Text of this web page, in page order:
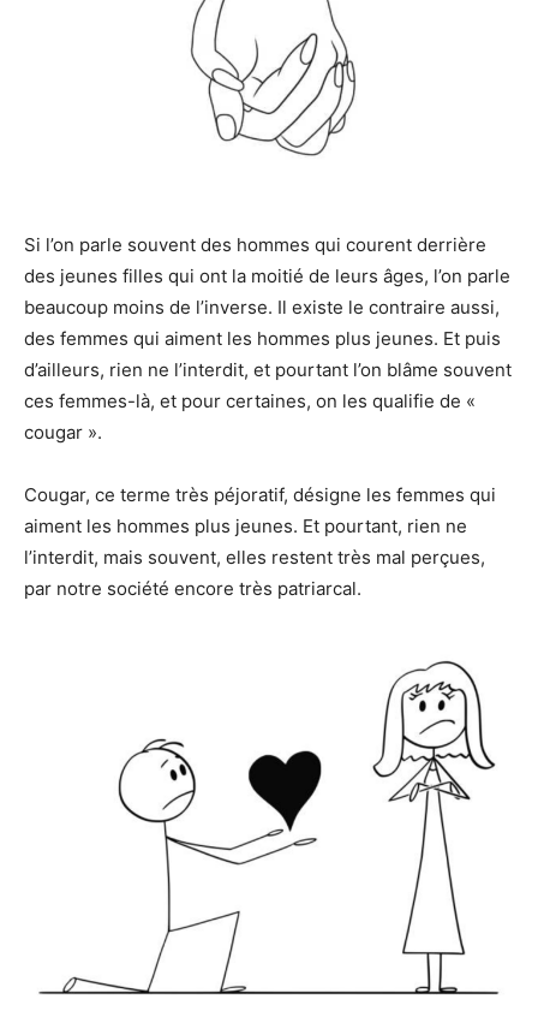
Si l’on parle souvent des hommes qui courent derrière
des jeunes filles qui ont la moitié de leurs âges, l’on parle
beaucoup moins de l’inverse. Il existe le contraire aussi,
des femmes qui aiment les hommes plus jeunes. Et puis
d’ailleurs, rien ne l’interdit, et pourtant l’on blâme souvent
ces femmes-là, et pour certaines, on les qualifie de «
cougar ».
Cougar, ce terme très péjoratif, désigne les femmes qui
aiment les hommes plus jeunes. Et pourtant, rien ne
l’interdit, mais souvent, elles restent très mal perçues,
par notre société encore très patriarcal.